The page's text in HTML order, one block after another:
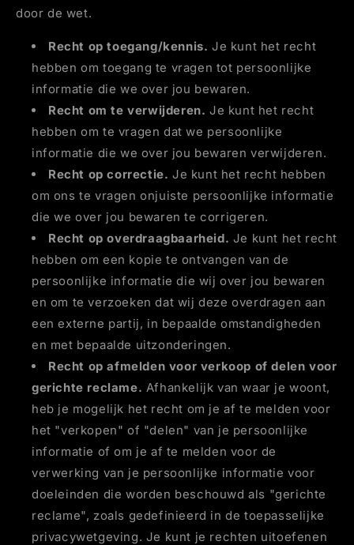
door de wet.
Recht op toegang/kennis. Je kunt het recht
hebben om toegang te vragen tot persoonlijke
informatie die we over jou bewaren.
Recht om te verwijderen. Je kunt het recht
hebben om te vragen dat we persoonlijke
informatie die we over jou bewaren verwijderen.
Recht op correctie. Je kunt het recht hebben
om ons te vragen onjuiste persoonlijke informatie
die we over jou bewaren te corrigeren.
Recht op overdraagbaarheid. Je kunt het recht
hebben om een kopie te ontvangen van de
persoonlijke informatie die wij over jou bewaren
en om te verzoeken dat wij deze overdragen aan
een externe partij, in bepaalde omstandigheden
en met bepaalde uitzonderingen.
Recht op afmelden voor verkoop of delen voor
gerichte reclame. Afhankelijk van waar je woont,
heb je mogelijk het recht om je af te melden voor
het "verkopen" of "delen" van je persoonlijke
informatie of om je af te melden voor de
verwerking van je persoonlijke informatie voor
doeleinden die worden beschouwd als "gerichte
reclame", zoals gedefinieerd in de toepasselijke
privacywetgeving. Je kunt je rechten uitoefenen